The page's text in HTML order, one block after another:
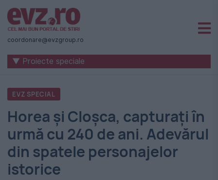
Știri
naționale
internaționale
România
-
Evenimentul
Zilei
coordonare@evzgroup.ro
▼ Proiecte speciale
EVZ SPECIAL
Horea și Cloșca, capturați în
urmă cu 240 de ani. Adevărul
din spatele personajelor
istorice